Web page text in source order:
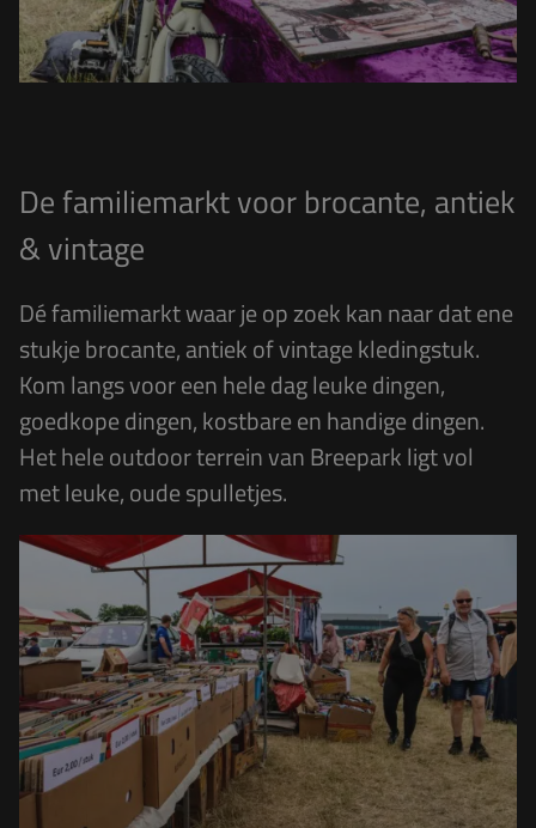
De familiemarkt voor brocante, antiek
& vintage
Défamiliemarkt waar je op zoek kan naar dat ene
stukje brocante, antiek of vintage kledingstuk.
Kom langs voor een hele dag leuke dingen,
goedkope dingen, kostbare en handige dingen.
Het hele outdoor terrein van Breepark ligt vol
met leuke, oude spulletjes.